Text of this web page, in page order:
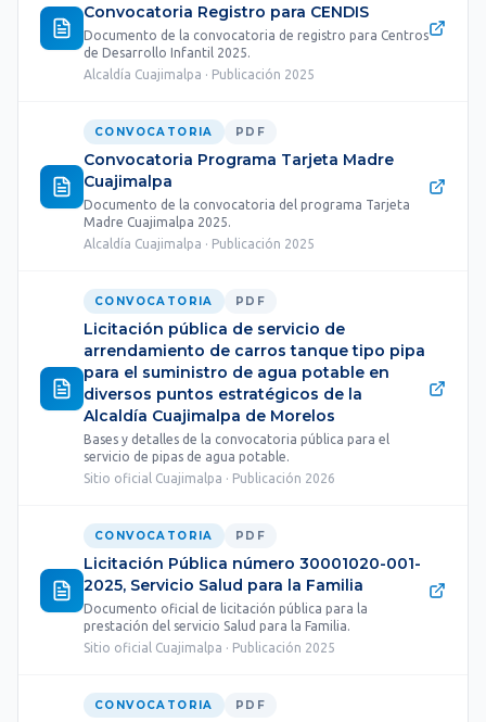
Convocatoria Registro para CENDIS
Documento de la convocatoria de registro para Centros
de Desarrollo Infantil 2025.
Alcaldía Cuajimalpa · Publicación 2025
CONVOCATORIA PDF
Convocatoria Programa Tarjeta Madre
Cuajimalpa
Documento de la convocatoria del programa Tarjeta
Madre Cuajimalpa 2025.
Alcaldía Cuajimalpa · Publicación 2025
CONVOCATORIA PDF
Licitación pública de servicio de
arrendamiento de carros tanque tipo pipa
para el suministro de agua potable en
diversos puntos estratégicos de la
Alcaldía Cuajimalpa de Morelos
Bases y detalles de la convocatoria pública para el
servicio de pipas de agua potable.
Sitio oficial Cuajimalpa · Publicación 2026
CONVOCATORIA PDF
Licitación Pública número 30001020-001-
2025, Servicio Salud para la Familia
Documento oficial de licitación pública para la
prestación del servicio Salud para la Familia.
Sitio oficial Cuajimalpa · Publicación 2025
CONVOCATORIA PDF